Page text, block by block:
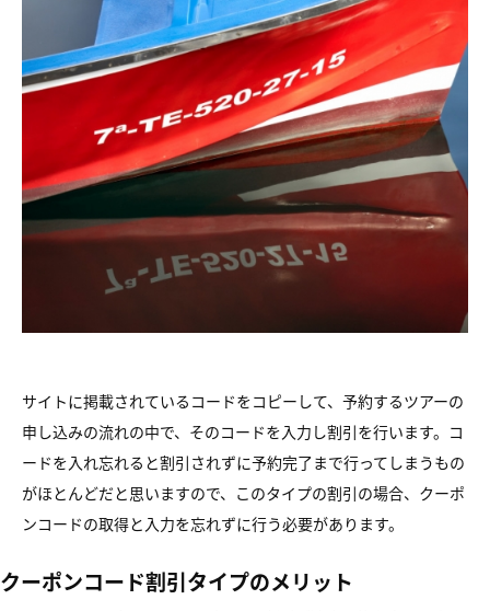
サイトに掲載されているコードをコピーして、予約するツアーの
申し込みの流れの中で、そのコードを入力し割引を行います。コ
ードを入れ忘れると割引されずに予約完了まで行ってしまうもの
がほとんどだと思いますので、このタイプの割引の場合、クーポ
ンコードの取得と入力を忘れずに行う必要があります。
クーポンコード割引タイプのメリット